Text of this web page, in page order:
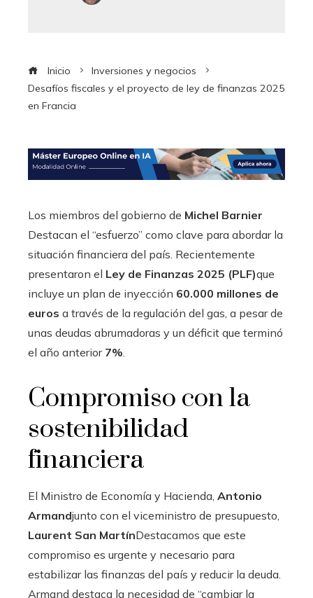
Inicio
Inversiones y negocios
Desafíos fiscales y el proyecto de ley de finanzas 2025
en Francia
Los miembros del gobierno de Michel Barnier
Destacan el “esfuerzo” como clave para abordar la
situación financiera del país. Recientemente
presentaron el Ley de Finanzas 2025 (PLF)que
incluye un plan de inyección 60.000 millones de
euros a través de la regulación del gas, a pesar de
unas deudas abrumadoras y un déficit que terminó
el año anterior 7%.
Compromiso con la
sostenibilidad
financiera
El Ministro de Economía y Hacienda, Antonio
Armandjunto con el viceministro de presupuesto,
Laurent San MartínDestacamos que este
compromiso es urgente y necesario para
estabilizar las finanzas del país y reducir la deuda.
Armand destaca la necesidad de “cambiar la